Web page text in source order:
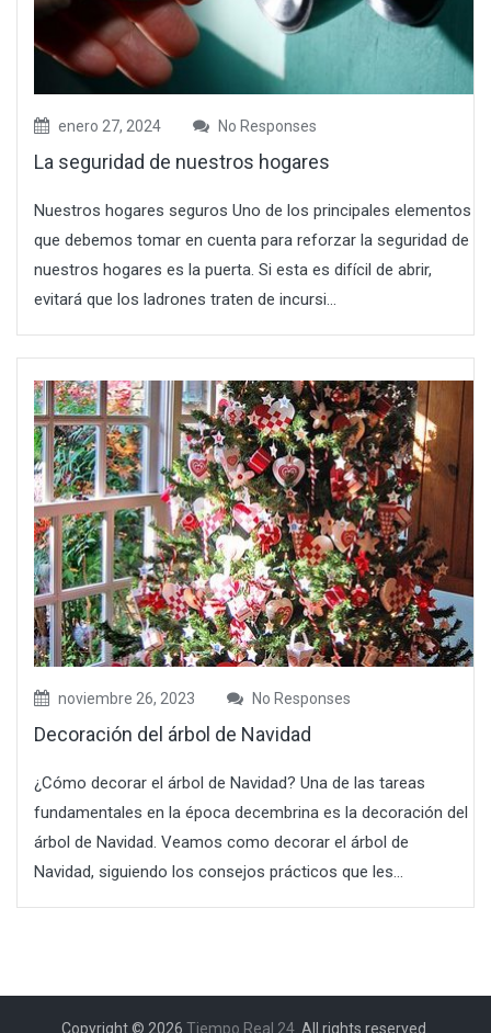
enero 27, 2024 No Responses
La seguridad de nuestros hogares
Nuestros hogares seguros Uno de los principales elementos
que debemos tomar en cuenta para reforzar la seguridad de
nuestros hogares es la puerta. Si esta es difícil de abrir,
evitará que los ladrones traten de incursi...
noviembre 26, 2023 No Responses
Decoración del árbol de Navidad
¿Cómo decorar el árbol de Navidad? Una de las tareas
fundamentales en la época decembrina es la decoración del
árbol de Navidad. Veamos como decorar el árbol de
Navidad, siguiendo los consejos prácticos que les...
Copyright © 2026 Tiempo Real 24 . All rights reserved.